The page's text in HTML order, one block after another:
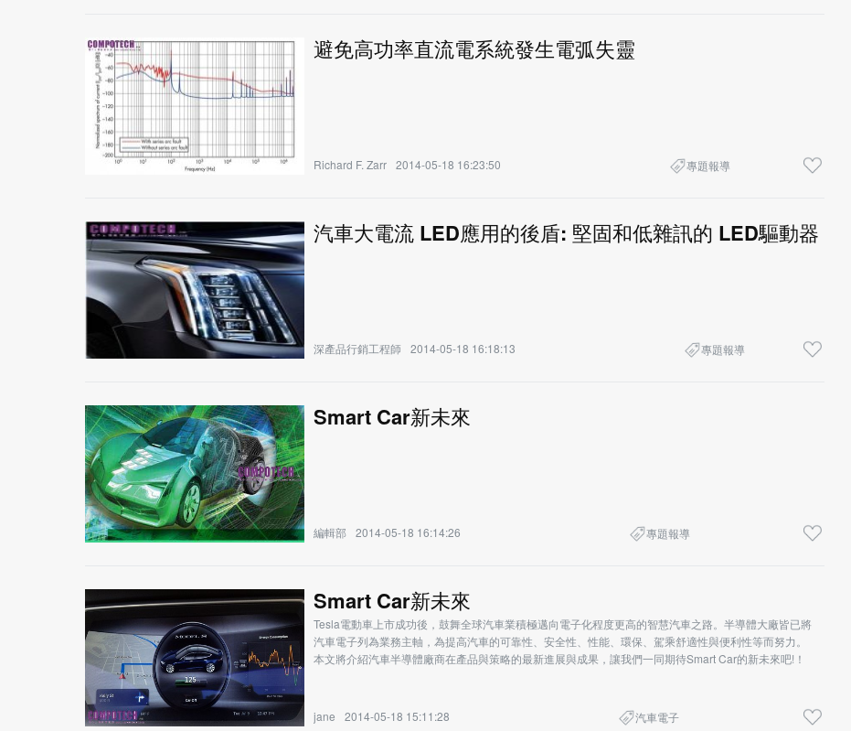
避免高功率直流電系統發生電弧失靈
Richard F. Zarr 2014-05-18 16:23:50 專題報導
汽車大電流 LED應用的後盾: 堅固和低雜訊的 LED驅動器
深產品行銷工程師 2014-05-18 16:18:13 專題報導
Smart Car新未來
編輯部 2014-05-18 16:14:26 專題報導
Smart Car新未來
Tesla電動車上市成功後，鼓舞全球汽車業積極邁向電子化程度更高的智慧汽車之路。半導體大廠皆已將
汽車電子列為業務主軸，為提高汽車的可靠性、安全性、性能、環保、駕乘舒適性與便利性等而努力。
本文將介紹汽車半導體廠商在產品與策略的最新進展與成果，讓我們一同期待Smart Car的新未來吧!！
jane 2014-05-18 15:11:28 汽車電子